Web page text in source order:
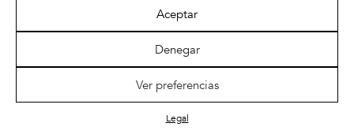
Aceptar
Denegar
Ver preferencias
Legal